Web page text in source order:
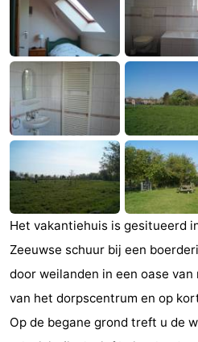
Bos
en
Duin
De
Grote
Geere
De
Zandput
-
Dennenbos
-
Fort
den
Haak
-
In
De
Bongerd
-
Westhove
Last
minutes
Strand
Zien
Het vakantiehuis is gesitueerd
Zeeuwse schuur bij een
door weilanden in een oase van
van het dorpscentrum en op
Op de begane grond treft u de